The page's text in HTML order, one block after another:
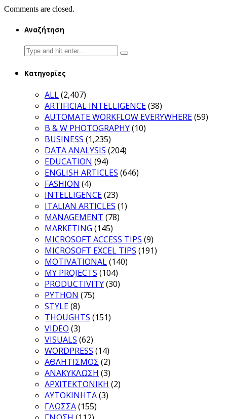
Comments are closed.
Αναζήτηση
Search
for:
Κατηγορίες
ALL(2,407)
ARTIFICIAL INTELLIGENCE(38)
AUTOMATE WORKFLOW EVERYWHERE(59)
B & W PHOTOGRAPHY(10)
BUSINESS (1,235)
DATA ANALYSIS (204)
EDUCATION (94)
ENGLISH ARTICLES (646)
FASHION (4)
INTELLIGENCE(23)
ITALIAN ARTICLES (1)
MANAGEMENT (78)
MARKETING (145)
MICROSOFT ACCESS TIPS (9)
MICROSOFT EXCEL TIPS (191)
MOTIVATIONAL(140)
MY PROJECTS (104)
PRODUCTIVITY(30)
PYTHON (75)
STYLE(8)
THOUGHTS (151)
VIDEO (3)
VISUALS (62)
WORDPRESS (14)
ΑΘΛΗΤΙΣΜΟΣ (2)
ΑΝΑΚΥΚΛΩΣΗ (3)
ΑΡΧΙΤΕΚΤΟΝΙΚΗ (2)
ΑΥΤΟΚΙΝΗΤΑ(3)
ΓΛΩΣΣΑ(155)